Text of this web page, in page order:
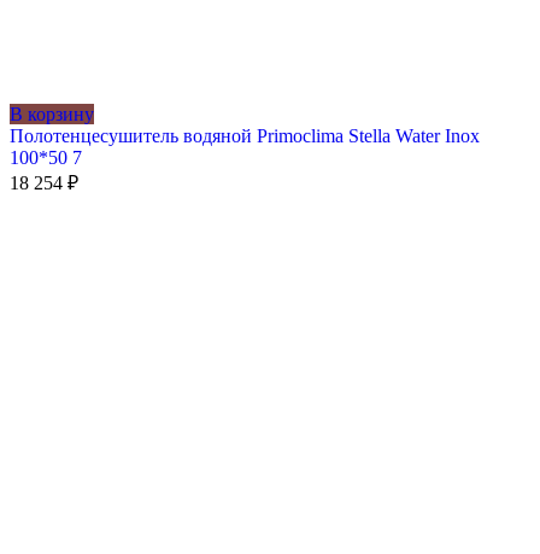
В корзину
Полотенцесушитель водяной Primoclima Stella Water Inox
100*50 7
18 254 ₽